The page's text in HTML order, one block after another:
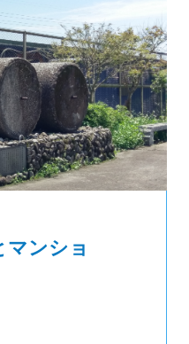
マンショ